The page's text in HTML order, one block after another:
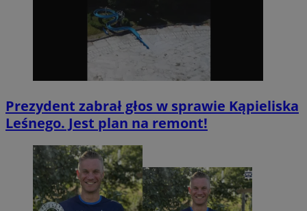
Prezydent zabrał głos w sprawie Kąpieliska
Leśnego. Jest plan na remont!